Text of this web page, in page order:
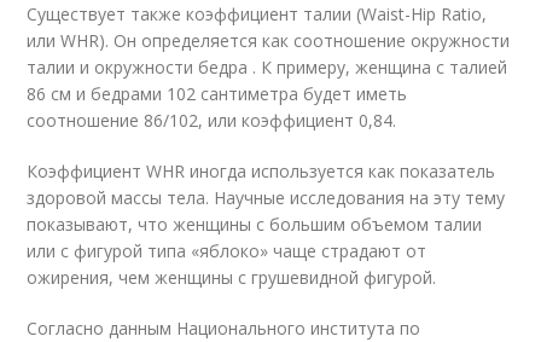
Существует также коэффициент талии (Waist-Hip Ratio,
или WHR). Он определяется как соотношение окружности
талии и окружности бедра . К примеру, женщина с талией
86 см и бедрами 102 сантиметра будет иметь
соотношение 86/102, или коэффициент 0,84.
Коэффициент WHR иногда используется как показатель
здоровой массы тела. Научные исследования на эту тему
показывают, что женщины с большим объемом талии
или с фигурой типа «яблоко» чаще страдают от
ожирения, чем женщины с грушевидной фигурой.
Согласно данным Национального института по